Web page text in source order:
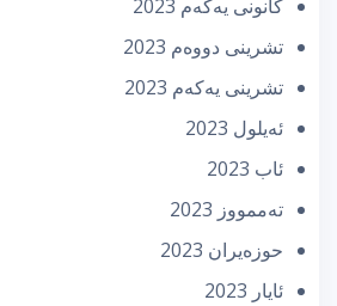
كانونی یه‌كه‌م 2023
تشرینی دووه‌م 2023
تشرینی یه‌كه‌م 2023
ئه‌یلول 2023
ئاب 2023
تەممووز 2023
حوزه‌یران 2023
ئایار 2023